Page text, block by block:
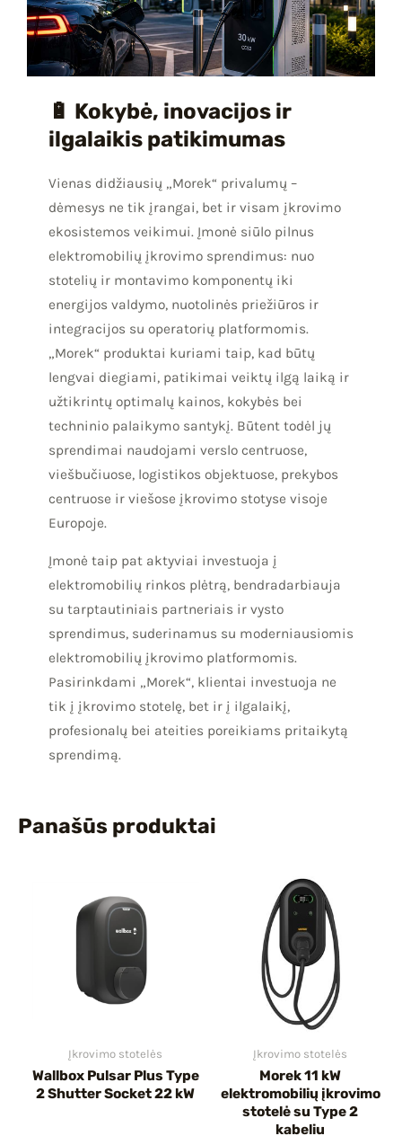
🔋 Kokybė, inovacijos ir
ilgalaikis patikimumas
Vienas didžiausių „Morek“ privalumų –
dėmesys ne tik įrangai, bet ir visam įkrovimo
ekosistemos veikimui. Įmonė siūlo pilnus
elektromobilių įkrovimo sprendimus: nuo
stotelių ir montavimo komponentų iki
energijos valdymo, nuotolinės priežiūros ir
integracijos su operatorių platformomis.
„Morek“ produktai kuriami taip, kad būtų
lengvai diegiami, patikimai veiktų ilgą laiką ir
užtikrintų optimalų kainos, kokybės bei
techninio palaikymo santykį. Būtent todėl jų
sprendimai naudojami verslo centruose,
viešbučiuose, logistikos objektuose, prekybos
centruose ir viešose įkrovimo stotyse visoje
Europoje.
Įmonė taip pat aktyviai investuoja į
elektromobilių rinkos plėtrą, bendradarbiauja
su tarptautiniais partneriais ir vysto
sprendimus, suderinamus su moderniausiomis
elektromobilių įkrovimo platformomis.
Pasirinkdami „Morek“, klientai investuoja ne
tik į įkrovimo stotelę, bet ir į ilgalaikį,
profesionalų bei ateities poreikiams pritaikytą
sprendimą.
Panašūs produktai
Įkrovimo stotelės
Wallbox Pulsar Plus Type
2 Shutter Socket 22 kW
Įkrovimo stotelės
Morek 11 kW
elektromobilių įkrovimo
stotelė su Type 2
kabeliu